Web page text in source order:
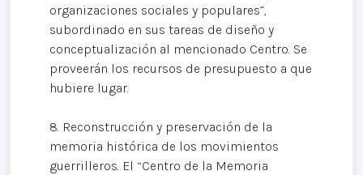
organizaciones sociales y populares”,
subordinado en sus tareas de diseño y
conceptualización al mencionado Centro. Se
proveerán los recursos de presupuesto a que
hubiere lugar.
8. Reconstrucción y preservación de la
memoria histórica de los movimientos
guerrilleros. El “Centro de la Memoria